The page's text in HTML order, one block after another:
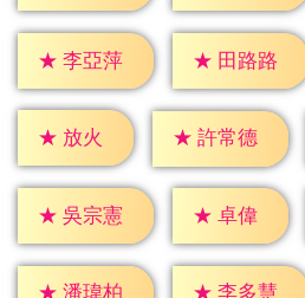
★ 李亞萍 ★ 田路路
★ 放火 ★ 許常德
★ 吳宗憲 ★ 卓偉
★ 潘瑋柏 ★ 李多慧